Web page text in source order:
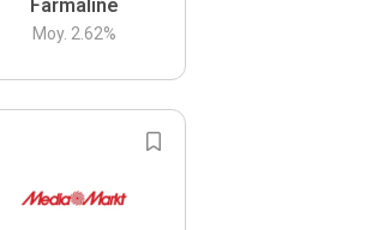
Farmaline
Moy. 2.62%